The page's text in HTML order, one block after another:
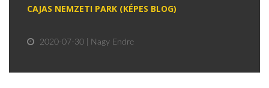
CAJAS NEMZETI PARK (KÉPES BLOG)
2020-07-30 | Nagy Endre